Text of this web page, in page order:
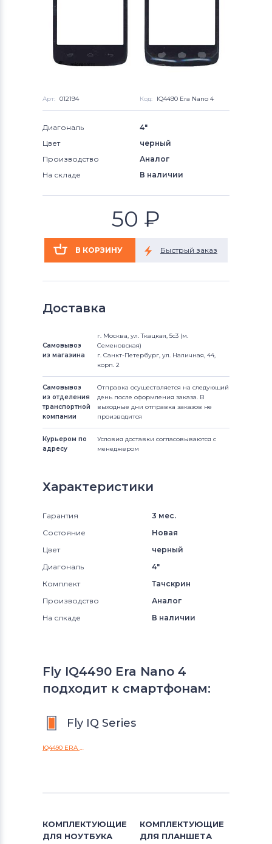
Арт: 012194 Код: IQ4490 Era Nano 4
Диагональ
4"
Цвет
черный
Производство
Аналог
На складе
В наличии
50 ₽
Доставка
Самовывоз
из магазина
г. Москва, ул. Ткацкая, 5с3 (м.
Семеновская)
г. Санкт-Петербург, ул. Наличная, 44,
корп. 2
Самовывоз
из отделения
транспортной
компании
Отправка осуществляется на следующий
день после оформления заказа. В
выходные дни отправка заказов не
производится
Курьером по
адресу
Условия доставки согласовываются с
менеджером
Характеристики
Гарантия
3 мес.
Состояние
Новая
Цвет
черный
Диагональ
4"
Комплект
Тачскрин
Производство
Аналог
На слкаде
В наличии
Fly IQ4490 Era Nano 4
подходит к смартфонам:
Fly IQ Series
КОМПЛЕКТУЮЩИЕ
ДЛЯ НОУТБУКА
КОМПЛЕКТУЮЩИЕ
ДЛЯ ПЛАНШЕТА